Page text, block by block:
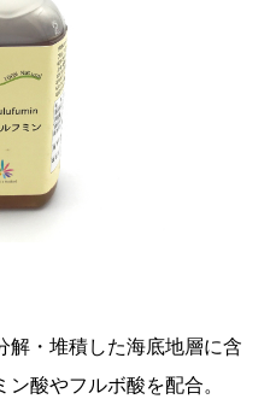
解・堆積した海底地層に含
酸やフルボ酸を配合。